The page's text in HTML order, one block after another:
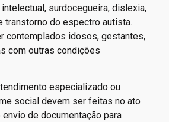
surdocegueira, dislexia,
transtorno do espectro autista.
contemplados idosos, gestantes,
com outras condições
especializado ou
social devem ser feitas no ato
de documentação para